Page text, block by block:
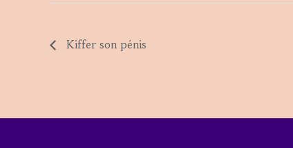
Kiffer son pénis